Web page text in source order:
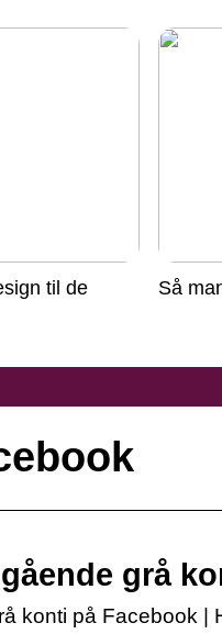
til de
Så
grå
konti på Facebook |